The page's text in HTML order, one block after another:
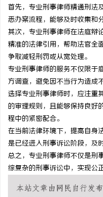
首先，专业刑事律师精通刑法
悉办案流程，能够及时收集和
其次，专业刑事律师在法庭辩
精准的法律引用，帮助法官全
争取减轻刑罚或从宽处理。
专业刑事律师的服务不仅限于
方调查，避免因不当行为造成
选择专业刑事律师时，应注重
的审理规则，且能够保持良好
程中的紧密配合。
在当前法律环境下，提高自身
是已经进入刑事诉讼阶段，及
总之，专业刑事律师不仅是刑
综复杂的刑事诉讼中，实现公